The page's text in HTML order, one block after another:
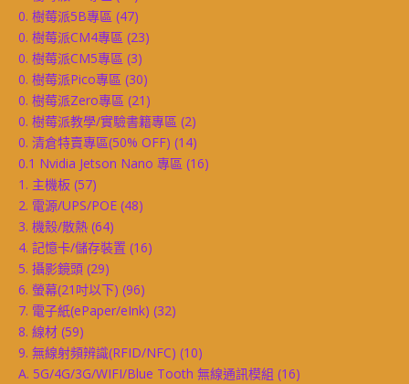
0. 樹莓派5B專區 (47)
0. 樹莓派CM4專區 (23)
0. 樹莓派CM5專區 (3)
0. 樹莓派Pico專區 (30)
0. 樹莓派Zero專區 (21)
0. 樹莓派教學/實驗書籍專區 (2)
0. 清倉特賣專區(50% OFF) (14)
0.1 Nvidia Jetson Nano 專區 (16)
1. 主機板 (57)
2. 電源/UPS/POE (48)
3. 機殼/散熱 (64)
4. 記憶卡/儲存裝置 (16)
5. 攝影鏡頭 (29)
6. 螢幕(21吋以下) (96)
7. 電子紙(ePaper/eInk) (32)
8. 線材 (59)
9. 無線射頻辨識(RFID/NFC) (10)
A. 5G/4G/3G/WIFI/Blue Tooth 無線通訊模組 (16)